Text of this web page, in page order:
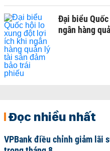
Đại biểu
ngân hàng
Đọc nhiều nhất
VPBank điều chỉnh giảm lãi